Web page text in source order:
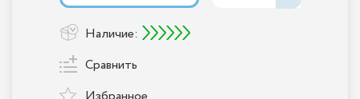
Наличие:
Сравнить